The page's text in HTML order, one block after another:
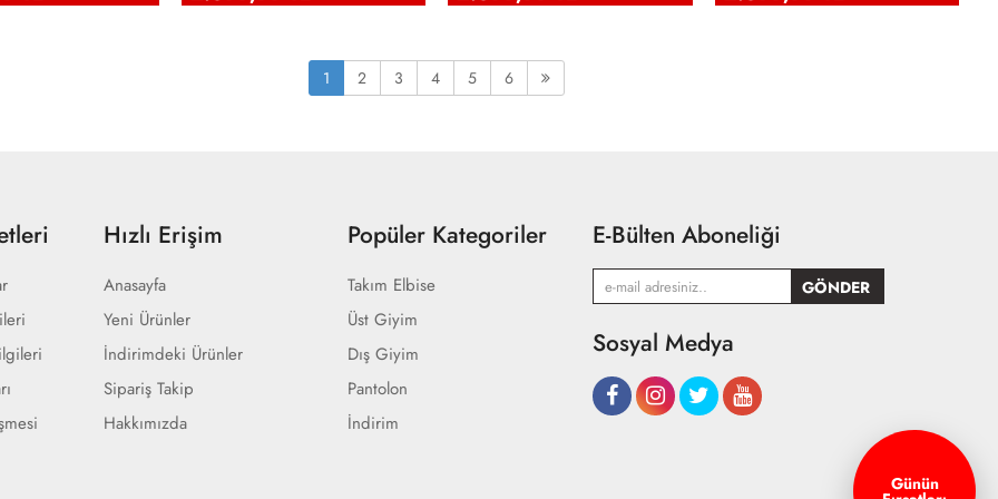
1 2 3 4 5 6
Hızlı Erişim
Anasayfa
Yeni Ürünler
İndirimdeki Ürünler
Sipariş Takip
Hakkımızda
Popüler Kategoriler
Takım Elbise
Üst Giyim
Dış Giyim
Pantolon
İndirim
E-Bülten Aboneliği
Sosyal Medya
Günün